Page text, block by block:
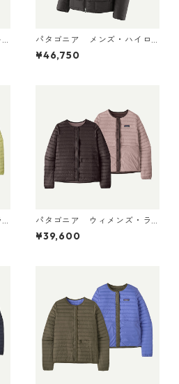
パタゴニア メンズ・ハイロ
フト・ナノ・パフ・フーデ
¥46,750
パタゴニア ウィメンズ・ラ
イトウェイト・リバーシブ
ル・ダウン・セーター・カー
¥39,600